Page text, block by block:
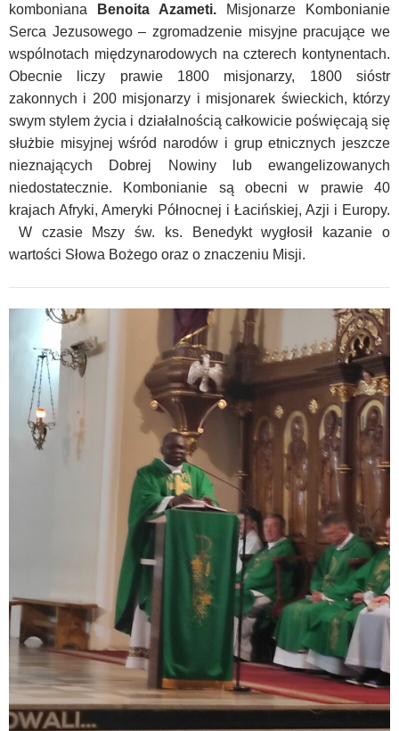
komboniana
Benoita Azameti.
Misjonarze Kombonianie
Serca Jezusowego – zgromadzenie misyjne pracujące we
wspólnotach międzynarodowych na czterech kontynentach.
Obecnie liczy prawie 1800 misjonarzy, 1800 sióstr
zakonnych i 200 misjonarzy i misjonarek świeckich, którzy
swym stylem życia i działalnością całkowicie poświęcają się
służbie misyjnej wśród narodów i grup etnicznych jeszcze
nieznających Dobrej Nowiny lub ewangelizowanych
niedostatecznie. Kombonianie są obecni w prawie 40
krajach Afryki, Ameryki Północnej i Łacińskiej, Azji i Europy.
W czasie Mszy św. ks. Benedykt wygłosił kazanie o
wartości Słowa Bożego oraz o znaczeniu Misji.